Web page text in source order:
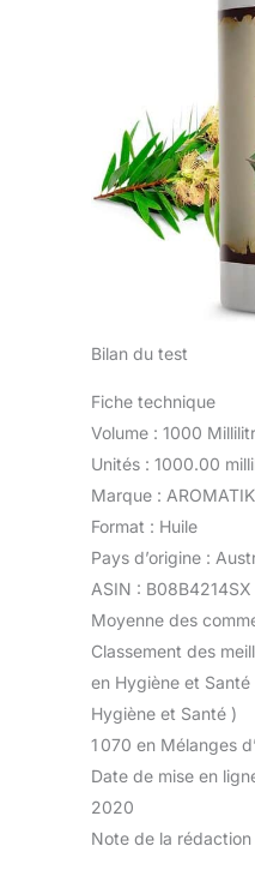
Bilan du test
Fiche technique
Volume : 1000
Unités : 1000.00
Marque :
Format : Huile
Pays d’origine :
ASIN : B08B4214SX
Moyenne des
Classement des
en Hygiène et
Hygiène et Santé )
1 070 en Mélanges
Date de mise en
2020
Note de la rédaction